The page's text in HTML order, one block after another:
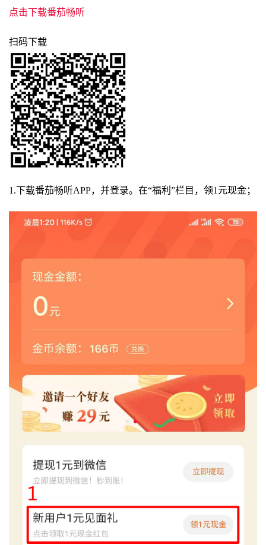
点击下载番茄畅听
扫码下载
1.下载番茄畅听APP，并登录。在“福利”栏目，领1元现金；